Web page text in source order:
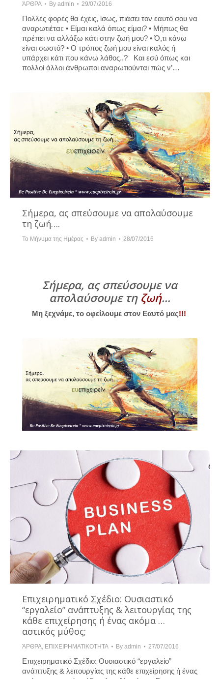
ΆΡΘΡΑ By admin 29/07/2016
Πολλές φορές θα έχεις, ίσως, πιάσει τον εαυτό σου να
αναρωτιέται: • Είμαι καλά όπως είμαι? • Μήπως θα
πρέπει να αλλάξω κάτι στην ζωή μου? • Ό,τι κάνω
είναι σωστό? • Ο τρόπος ζωή μου είναι καλός ή
υπάρχει κάτι που κάνω λάθος..? Και εσύ όπως και
πολλοί άλλοι άνθρωποι αναρωτιούνται πώς ν’…
Σήμερα, ας σπεύσουμε να απολαύσουμε
τη ζωή….
Το Μήνυμα της Ημέρας By admin 28/07/2016
Σήμερα, ας σπεύσουμε να
απολαύσουμε τη ζωή…
Μη ξεχνάμε, το οφείλουμε στον Εαυτό μας!!!
Επιχειρηματικό Σχέδιο: Ουσιαστικό
“εργαλείο” ανάπτυξης & λειτουργίας της
κάθε επιχείρησης ή ένας ακόμα …
αστικός μύθος;
ΆΡΘΡΑ ΕΠΙΧΕΙΡΗΜΑΤΙΚΟΤΗΤΑ By admin 27/07/2016
Επιχειρηματικό Σχέδιο: Ουσιαστικό “εργαλείο”
ανάπτυξης & λειτουργίας της κάθε επιχείρησης ή ένας